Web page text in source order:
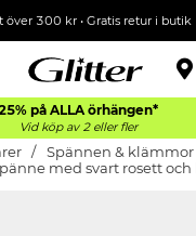
över 300 kr• Gratis retur i butik
på ALLAörhängen*
Vid köp av 2 eller fler
Spännen & klämmor
med svart rosett